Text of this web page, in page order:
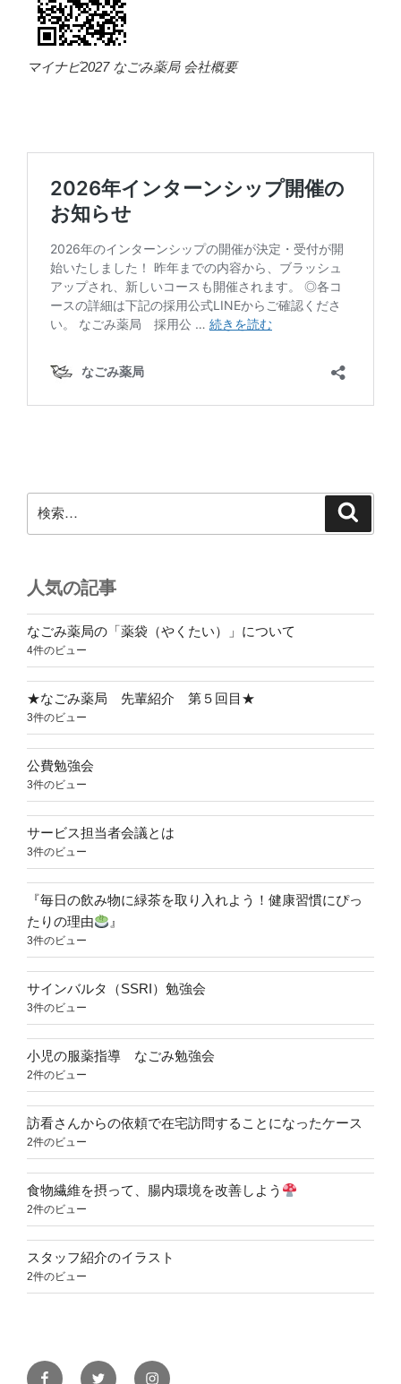
マイナビ2027 なごみ薬局 会社概要
索:
人気の記事
なごみ薬局の「薬袋（やくたい）」について
4件のビュー
★なごみ薬局 先輩紹介 第５回目★
3件のビュー
公費勉強会
3件のビュー
サービス担当者会議とは
3件のビュー
『毎日の飲み物に緑茶を取り入れよう！健康習慣にぴっ
たりの理由
』
3件のビュー
サインバルタ（SSRI）勉強会
3件のビュー
小児の服薬指導 なごみ勉強会
2件のビュー
訪看さんからの依頼で在宅訪問することになったケース
2件のビュー
食物繊維を摂って、腸内環境を改善しよう
2件のビュー
スタッフ紹介のイラスト
2件のビュー
FacebookTwitter Instagram